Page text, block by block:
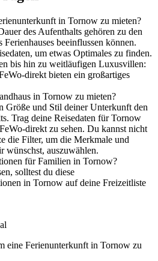
in Tornow zu mieten?
des Aufenthalts gehören zu den
Ferienhauses beeinflussen können.
um etwas Optimales zu finden.
bis hin zu weitläufigen Luxusvillen:
direkt bieten ein großartiges
in Tornow zu mieten?
Größe und Stil deiner Unterkunft den
Trag deine Reisedaten für Tornow
direkt zu sehen. Du kannst nicht
die Filter, um die Merkmale und
wünschst, auszuwählen.
für Familien in Tornow?
solltest du diese
in Tornow auf deine Freizeitliste
eine Ferienunterkunft in Tornow zu